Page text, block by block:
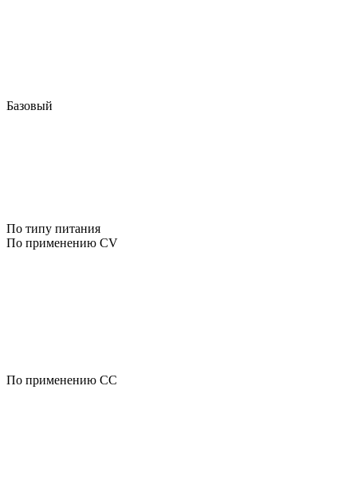
Базовый
По типу питания
По применению CV
По применению CC